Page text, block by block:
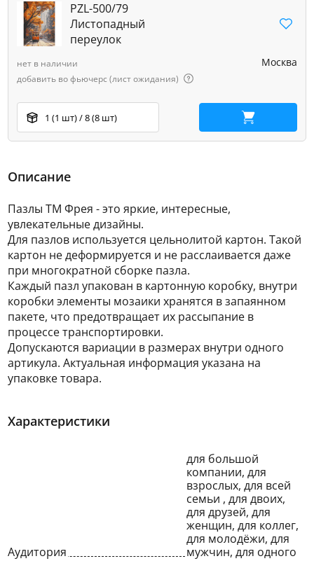
PZL-500/79
Листопадный
переулок
Москва
нет в наличии
добавить во фьючерс (лист ожидания)
1 (1 шт) / 8 (8 шт) В корзину
Описание
Пазлы ТМ Фрея - это яркие, интересные,
увлекательные дизайны.
Для пазлов используется цельнолитой картон. Такой
картон не деформируется и не расслаивается даже
при многократной сборке пазла.
Каждый пазл упакован в картонную коробку, внутри
коробки элементы мозаики хранятся в запаянном
пакете, что предотвращает их рассыпание в
процессе транспортировки.
Допускаются вариации в размерах внутри одного
артикула. Актуальная информация указана на
упаковке товара.
Характеристики
Аудитория
для большой
компании, для
взрослых, для всей
семьи , для двоих,
для друзей, для
женщин, для коллег,
для молодёжи, для
мужчин, для одного